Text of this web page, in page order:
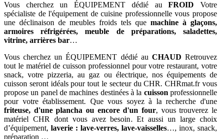
Vous cherchez un ÉQUIPEMENT dédié auFROID Votre
spécialiste de l'équipement de cuisine professionnelle vous propose
une déclinaison de meubles froids tels que machine à glaçons,
armoires réfrigérées, meuble de préparations, saladettes,
vitrine, arrières bar…
Vous cherchez un ÉQUIPEMENT dédié au CHAUD Retrouvez
tout le matériel de cuisson professionnel pour votre restaurant, votre
snack, votre pizzeria, au gaz ou électrique, nos équipements de
cuisson seront idéals pour tout le secteur du CHR. CHRmat.fr vous
propose un panel de machines destinées à la cuisson professionnelle
pour votre établissement. Que vous soyez à la recherche d'une
friteuse, d'une plancha ou encore d'un four, vous trouverez le
matériel CHR dont vous avez besoin. Et aussi un large choix
d’équipement, laverie : lave-verres, lave-vaisselles…, inox, snack,
préparation …